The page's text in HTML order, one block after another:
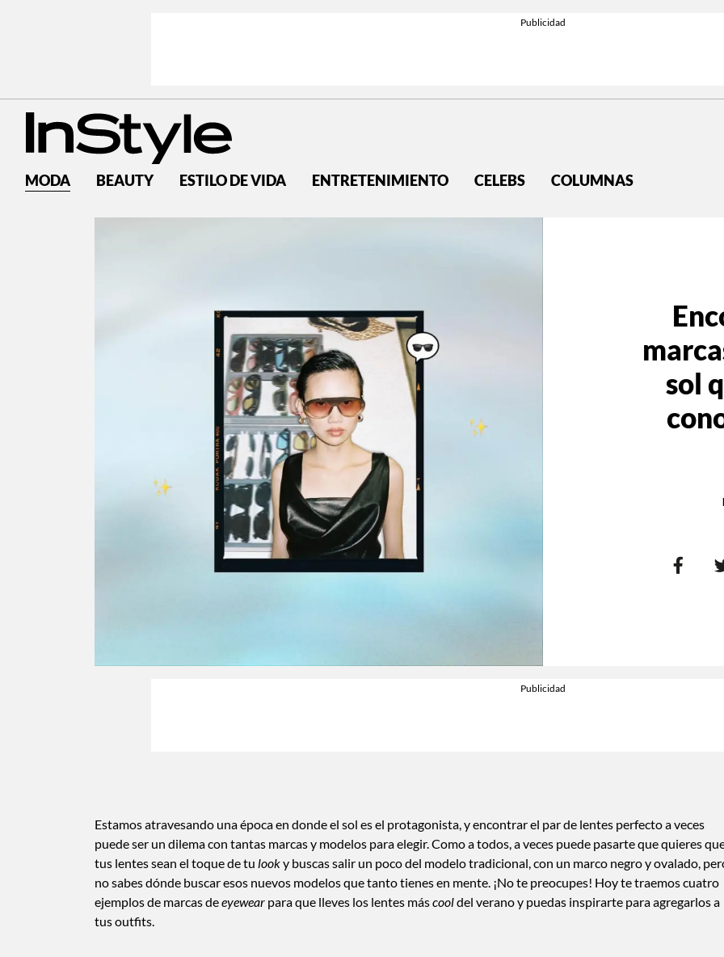
MODA BEAUTY ESTILO DE VIDA ENTRETENIMIENTO CELEBS COLUMNAS
sol
Estamos atravesando una época en donde el sol es el protagonista, y encontrar el par de lentes perfecto a veces
puede ser un dilema con tantas marcas y modelos para elegir. Como a todos, a veces puede pasarte que quieres
tus lentes sean el toque de tu looky buscas salir un poco del modelo tradicional, con un marco negro y ovalado,
no sabes dónde buscar esos nuevos modelos que tanto tienes en mente. ¡No te preocupes! Hoy te traemos cuatro
ejemplos de marcas deeyewear para que lleves los lentes máscooldel verano y puedas inspirarte para agregarlos a
tus outfits.